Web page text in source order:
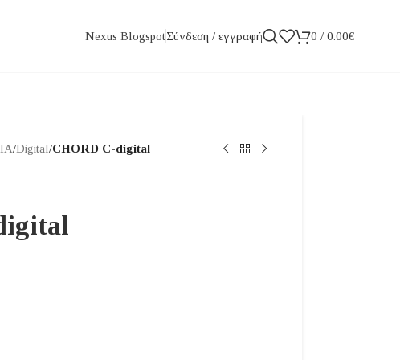
Nexus BlogspotΣύνδεση / εγγραφή 0 / 0.00€
/Digital/CHORD C-digital